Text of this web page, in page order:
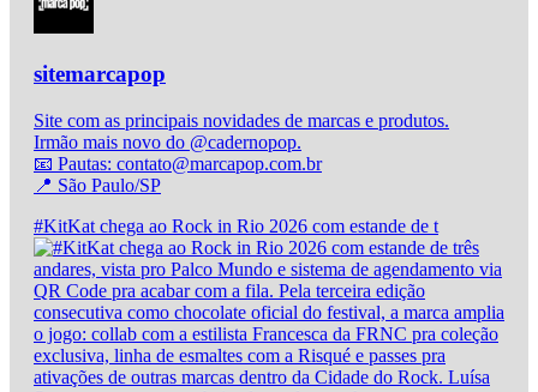
sitemarcapop
Site com as principais novidades de marcas e produtos.
Irmão mais novo do @cadernopop.
📧 Pautas: contato@marcapop.com.br
📍 São Paulo/SP
#KitKat chega ao Rock in Rio 2026 com estande de t